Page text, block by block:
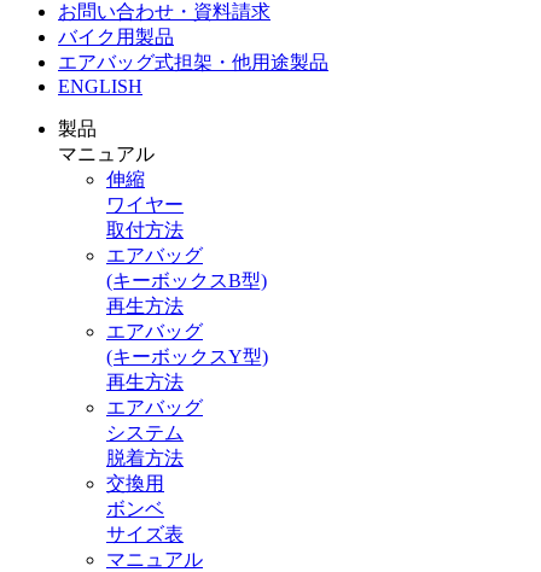
お問い合わせ・資料請求
バイク用製品
エアバッグ式担架・他用途製品
ENGLISH
製品
マニュアル
伸縮
ワイヤー
取付方法
エアバッグ
(キーボックスB型)
再生方法
エアバッグ
(キーボックスY型)
再生方法
エアバッグ
システム
脱着方法
交換用
ボンベ
サイズ表
マニュアル